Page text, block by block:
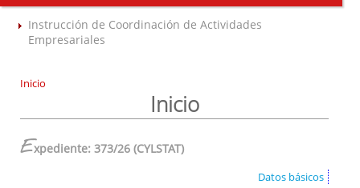
Instrucción de Coordinación de Actividades
Empresariales
Inicio
Inicio
Expediente: 373/26 (CYLSTAT)
Datos básicos